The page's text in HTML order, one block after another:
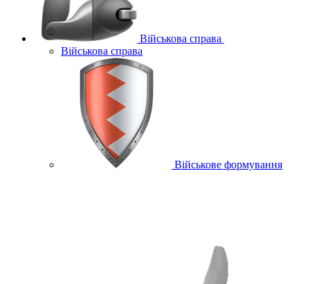
Військова справа
Військова справа
Військове формування